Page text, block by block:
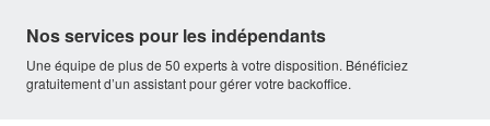
Nos services pour les indépendants
Une équipe de plus de 50 experts à votre disposition. Bénéficiez
gratuitement d’un assistant pour gérer votre backoffice.